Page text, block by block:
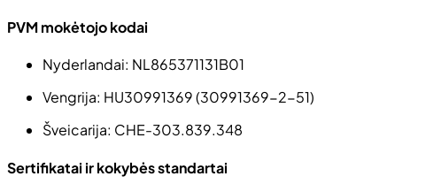
PVM mokėtojo kodai
Nyderlandai: NL865371131B01
Vengrija: HU30991369 (30991369-2-51)
Šveicarija: CHE-303.839.348
Sertifikatai ir kokybės standartai